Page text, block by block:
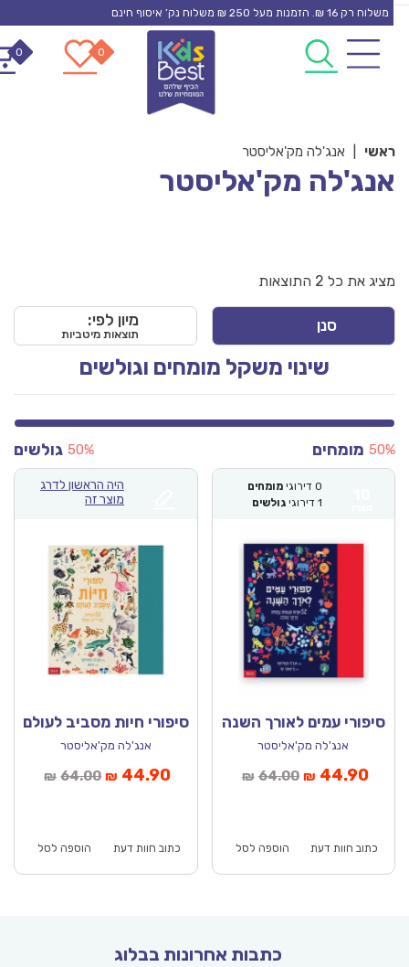
משלוח רק 16 ₪. הזמנות מעל 250 ₪ משלוח נק’ איסוף חינם
0
0
| אנג'לה מק'אליסטר
מק'אליסטר
את כל 2 התוצאות
סנן מיון לפי:
תוצאות מיטביות
שינוי משקל מומחים וגולשים
מומחים גולשים 50%
דירוגימומחים
דירוגיגולשים
סיפורי עמים לאורך השנה
אנג'לה מק'אליסטר
₪ 64.00המחיר
₪ 44.90
כתוב חוות דעת הוספה לסל
היה הראשון לדרג
מוצר זה
סיפורי חיות מסביב לעולם
אנג'לה מק'אליסטר
₪ 64.00המחיר
₪ 44.90
₪44.90.
כתוב חוות דעת הוספה לסל
כתבות אחרונות בבלוג